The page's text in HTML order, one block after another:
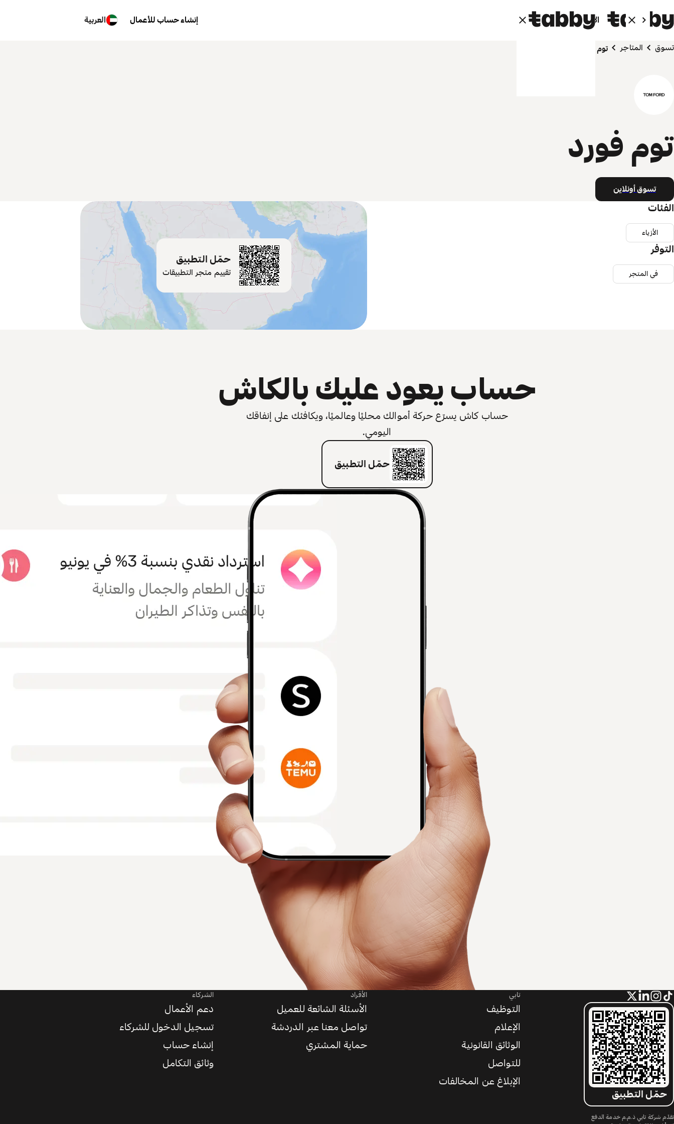
الأفراد الشركاء إنشاء حساب للأعمال العربية
تسوق المتاجر توم فورد
توم فورد
تسوق أونلاين
حمّل التطبيق
تقييم متجر التطبيقات
الفئات
الأزياء
التوفر
في المتجر
حساب يعود عليك بالكاش
حساب كاش يسرّع حركة أموالك محليًا وعالميًا، ويكافئك على إنفاقك
اليومي.
حمّل التطبيق
حمّل التطبيق
تقدّم شركة تابي ذ.م.م خدمة الدفع
تابي
التوظيف
الإعلام
الوثائق القانونية
للتواصل
الإبلاغ عن المخالفات
الأفراد
الأسئلة الشائعة للعميل
تواصل معنا عبر الدردشة
حماية المشتري
الشركاء
دعم الأعمال
تسجيل الدخول للشركاء
إنشاء حساب
وثائق التكامل